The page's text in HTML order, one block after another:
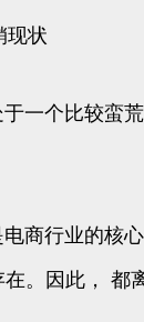
现状
一个比较蛮
商行业的核
。因此， 都